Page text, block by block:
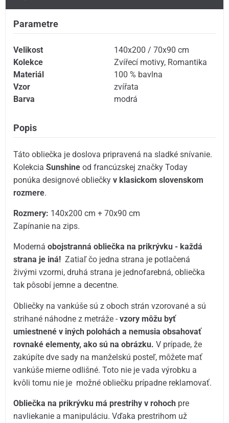
Parametre
Velikost
140x200 / 70x90 cm
Kolekce
Zvířecí motivy, Romantika
Materiál
100 % bavlna
Vzor
zvířata
Barva
modrá
Popis
Táto obliečka je doslova pripravená na sladké snívanie.
KolekciaSunshineod francúzskej značky Today
ponúka designové obliečkyv klasickom slovenskom
rozmere.
Rozmery: 140x200 cm + 70x90 cm
Zapínanie na zips.
Modernáobojstranná obliečka na prikrývku - každá
strana je iná!Zatiaľ čo jedna strana je potlačená
živými vzormi, druhá strana je jednofarebná, obliečka
tak pôsobí jemne a decentne.
Obliečky na vankúše sú z oboch strán vzorované a sú
strihané náhodne z metráže -vzory môžu byť
umiestnené v iných polohách a nemusia obsahovať
rovnaké elementy, ako sú na obrázku. V prípade, že
zakúpíte dve sady na manželskú posteľ, môžete mať
vankúše mierne odlišné. Toto nie je vada výrobku a
kvôli tomu nie je možné obliečku prípadne reklamovať.
Obliečka na prikrývku má prestrihy v rohoch pre
navliekanie a manipuláciu. Vďaka prestrihom už